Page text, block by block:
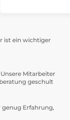
ist ein wichtiger
Mitarbeiter
geschult
genug Erfahrung,